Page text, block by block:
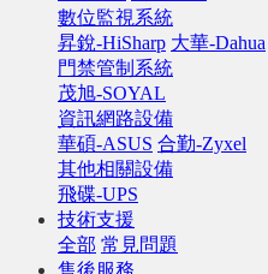
數位監視系統
昇銳-HiSharp 大華-Dahua
門禁管制系統
茂旭-SOYAL
資訊網路設備
華碩-ASUS 合勤-Zyxel
其他相關設備
飛碟-UPS
技術支援
全部 常見問題
售後服務